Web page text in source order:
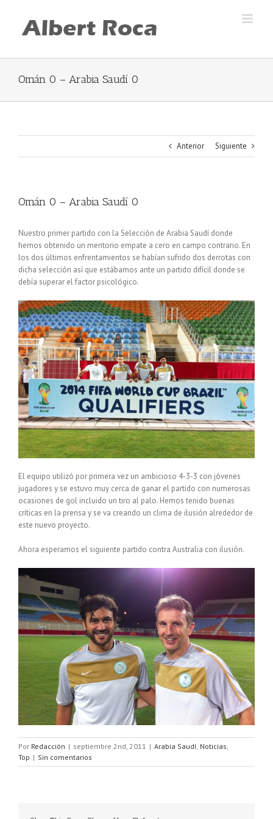
content
Omán 0 – Arabia Saudí 0
Anterior Siguiente
Omán 0 – Arabia Saudí 0
Nuestro primer partido con la Selección de Arabia Saudí donde
hemos obtenido un meritorio empate a cero en campo contrario. En
los dos últimos enfrentamientos se habían sufrido dos derrotas con
dicha selección así que estábamos ante un partido difícil donde se
debía superar el factor psicológico.
El equipo utilizó por primera vez un ambicioso 4-3-3 con jóvenes
jugadores y se estuvo muy cerca de ganar el partido con numerosas
ocasiones de gol incluido un tiro al palo. Hemos tenido buenas
críticas en la prensa y se va creando un clima de ilusión alrededor de
este nuevo proyecto.
Ahora esperamos el siguiente partido contra Australia con ilusión.
Por Redacción | septiembre 2nd, 2011 | Arabia Saudí, Noticias,
Top | Sin comentarios